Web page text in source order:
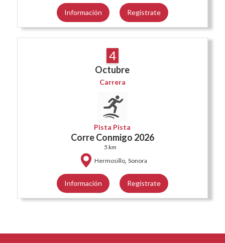
Información Regístrate
4
Octubre
Carrera
Pista Pista
Corre Conmigo 2026
5 km
Hermosillo, Sonora
Información Regístrate